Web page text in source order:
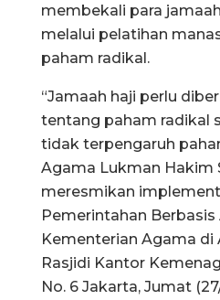
membekali para
melalui pelatihan
paham radikal.
“Jamaah haji perlu
tentang paham radikal
tidak terpengaruh
Agama Lukman Hakim
meresmikan
Pemerintahan Berbasis
Kementerian Agama di
Rasjidi Kantor
No. 6 Jakarta, Jumat